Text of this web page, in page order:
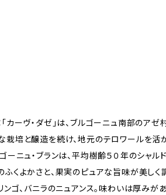
カーヴ・ダゼ」は、ブルゴーニュ南部のアゼ
栽培と醸造を続け、地元のテロワールを活
ーニュ・ブランは、平均樹齢５０年のシャル
くよかさと、果実のピュアな旨味が美し
ンゴ、バニラのニュアンス。味わいは厚みが